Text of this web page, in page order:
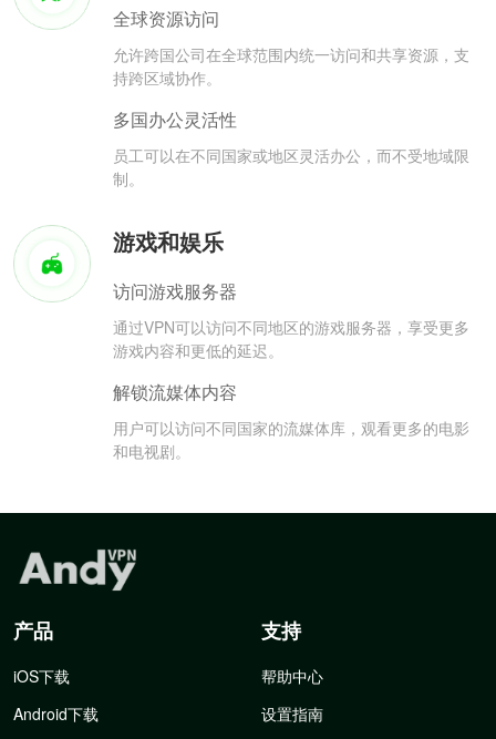
全球资源访问
允许跨国公司在全球范围内统一访问和共享资源，支
持跨区域协作。
多国办公灵活性
员工可以在不同国家或地区灵活办公，而不受地域限
制。
游戏和娱乐
访问游戏服务器
通过VPN可以访问不同地区的游戏服务器，享受更多
游戏内容和更低的延迟。
解锁流媒体内容
用户可以访问不同国家的流媒体库，观看更多的电影
和电视剧。
产品
iOS下载
Android下载
支持
帮助中心
设置指南